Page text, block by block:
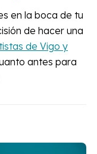
en la boca de tu
de hacer una
de Vigo y
antes para